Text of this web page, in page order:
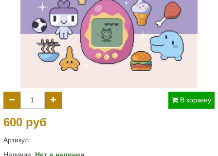
В корзину
600 руб
Артикул: